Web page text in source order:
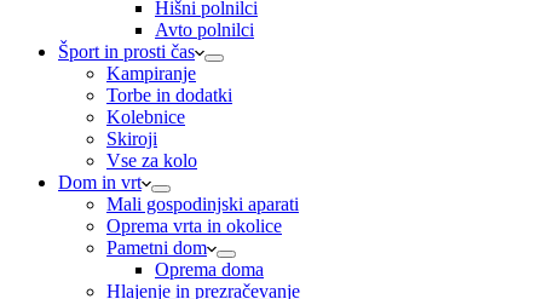
Hišni polnilci
Avto polnilci
Šport in prosti čas
Kampiranje
Torbe in dodatki
Kolebnice
Skiroji
Vse za kolo
Dom in vrt
Mali gospodinjski aparati
Oprema vrta in okolice
Pametni dom
Oprema doma
Hlajenje in prezračevanje